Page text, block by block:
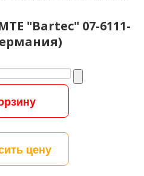
"Bartec" 07-6111-
цену